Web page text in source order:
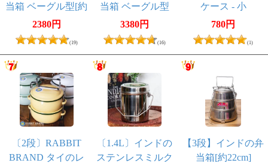
当箱 ベーグル型[約
17.5cm(取手含む)]
2380円
(19)
当箱 ベーグル型
3380円
(16)
ケース - 小
780円
(1)
〔2段〕RABBIT
BRAND タイのレ
〔1.4L〕インドの
ステンレスミルク
【3段】インドの弁
当箱[約22cm]